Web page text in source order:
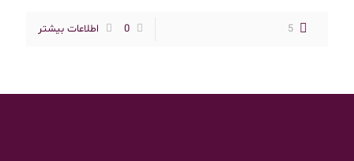
5
0 اطلاعات بیشتر